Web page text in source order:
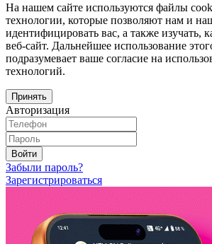
На нашем сайте используются файлы
технологии, которые позволяют нам и
идентифицировать вас, а также изучать,
веб-сайт. Дальнейшее использование
подразумевает ваше согласие на
технологий.
Принять
Авторизация
Войти
Забыли пароль?
Зарегистрироваться